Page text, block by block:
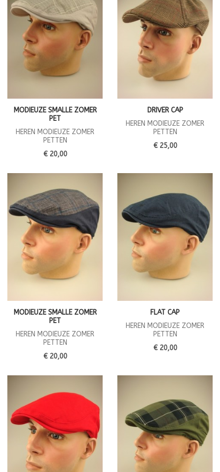
MODIEUZE SMALLE ZOMER
PET
HEREN MODIEUZE ZOMER
PETTEN
€ 20,00
DRIVER CAP
HEREN MODIEUZE ZOMER
PETTEN
€ 25,00
MODIEUZE SMALLE ZOMER
PET
HEREN MODIEUZE ZOMER
PETTEN
€ 20,00
FLAT CAP
HEREN MODIEUZE ZOMER
PETTEN
€ 20,00